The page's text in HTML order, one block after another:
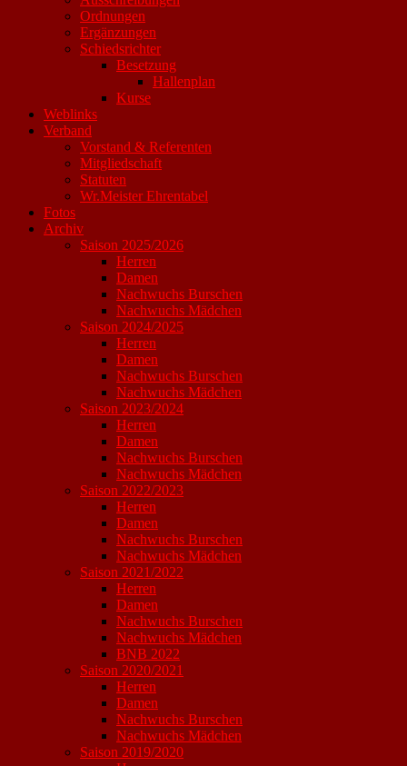
Ordnungen
Ergänzungen
Schiedsrichter
Besetzung
Hallenplan
Kurse
Weblinks
Verband
Vorstand & Referenten
Mitgliedschaft
Statuten
Wr.Meister Ehrentabel
Fotos
Archiv
Saison 2025/2026
Herren
Damen
Nachwuchs Burschen
Nachwuchs Mädchen
Saison 2024/2025
Herren
Damen
Nachwuchs Burschen
Nachwuchs Mädchen
Saison 2023/2024
Herren
Damen
Nachwuchs Burschen
Nachwuchs Mädchen
Saison 2022/2023
Herren
Damen
Nachwuchs Burschen
Nachwuchs Mädchen
Saison 2021/2022
Herren
Damen
Nachwuchs Burschen
Nachwuchs Mädchen
BNB 2022
Saison 2020/2021
Herren
Damen
Nachwuchs Burschen
Nachwuchs Mädchen
Saison 2019/2020